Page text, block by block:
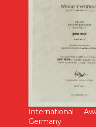
International
Germany